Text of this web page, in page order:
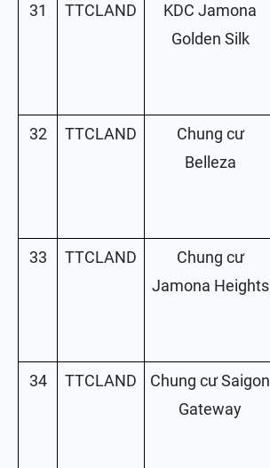
31 TTCLAND
KDC Jamona
Golden Silk
32 TTCLAND
Chung cư
Belleza
33 TTCLAND
Chung cư
Jamona Heights
34 TTCLAND
Chung cư Saigon
Gateway